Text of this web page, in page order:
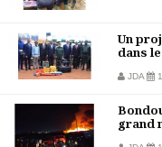
Un
dans
JDA
grand